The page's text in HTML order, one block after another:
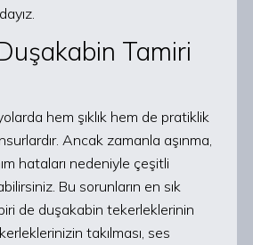
Tamiri
hem şıklık hem de pratiklik
Ancak zamanla aşınma,
hataları nedeniyle çeşitli
Bu sorunların en sık
de duşakabin tekerleklerinin
takılması, ses